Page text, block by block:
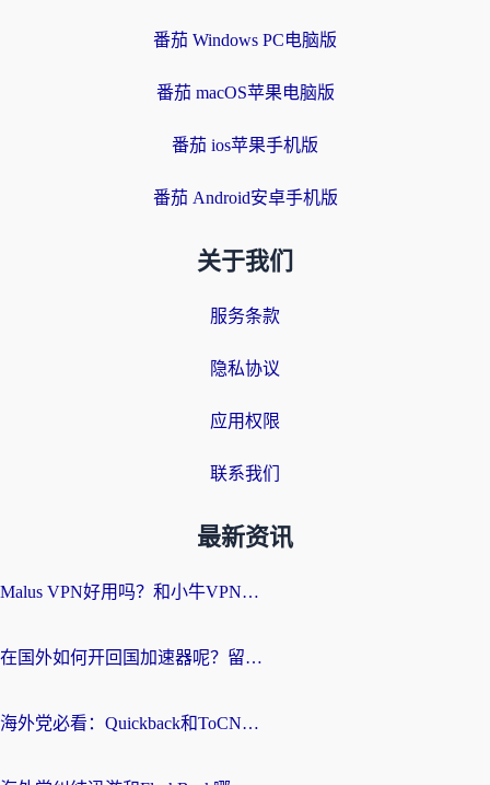
番茄 Windows PC电脑版
番茄 macOS苹果电脑版
番茄 ios苹果手机版
番茄 Android安卓手机版
关于我们
服务条款
隐私协议
应用权限
联系我们
最新资讯
Malus VPN好用吗？和小牛VPN对比哪个回国效果更好？海外党亲测实用指南
在国外如何开回国加速器呢？留学生亲测的无缝访问国内资源指南
海外党必看：Quickback和ToCN好用吗？3分钟选对回国加速器的实用指南